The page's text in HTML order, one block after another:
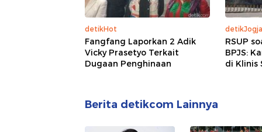
detikHot
Fangfang Laporkan 2 Adik
Vicky Prasetyo Terkait
Dugaan Penghinaan
detikJogja
RSUP
BPJS:
di Klinis
Berita detikcom Lainnya